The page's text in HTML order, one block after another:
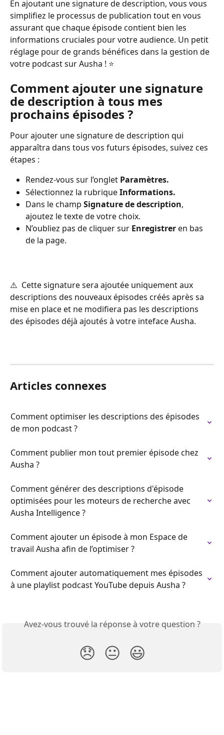
En ajoutant une signature de description, vous vous
simplifiez le processus de publication tout en vous
assurant que chaque épisode contient bien les
informations cruciales pour votre audience. Un petit
réglage pour de grands bénéfices dans la gestion de
votre podcast sur Ausha ! ⭐️
Comment ajouter une signature
de description à tous mes
prochains épisodes ?
Pour ajouter une signature de description qui
apparaîtra dans tous vos futurs épisodes, suivez ces
étapes :
Rendez-vous sur l’onglet Paramètres.
Sélectionnez la rubrique Informations.
Dans le champ Signature de description,
ajoutez le texte de votre choix.
N’oubliez pas de cliquer sur Enregistrer en bas
de la page.
⚠️  Cette signature sera ajoutée uniquement aux
descriptions des nouveaux épisodes créés après sa
mise en place et ne modifiera pas les descriptions
des épisodes déjà ajoutés à votre inteface Ausha.
Articles connexes
Comment optimiser les descriptions des épisodes
de mon podcast ?
Comment publier mon tout premier épisode chez
Ausha ?
Comment générer des descriptions d'épisode
optimisées pour les moteurs de recherche avec
Ausha Intelligence ?
Comment ajouter un épisode à mon Espace de
travail Ausha afin de l’optimiser ?
Comment ajouter automatiquement mes épisodes
à une playlist podcast YouTube depuis Ausha ?
Avez-vous trouvé la réponse à votre question ?
😞 😐 😃